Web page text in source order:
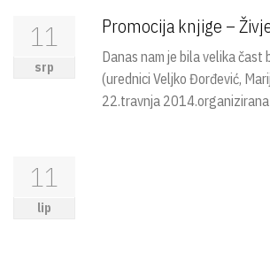
11
srp
Promocija knjige –
Danas nam je bila velika
(urednici Veljko Đorđević,
22.travnja
11
lip